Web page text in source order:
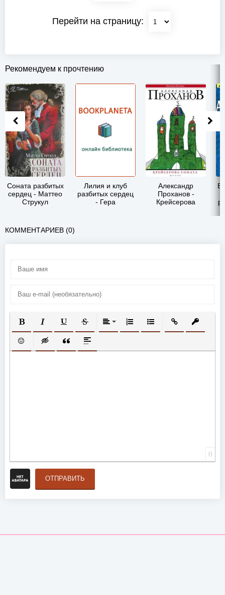
Перейти на страницу:
Рекомендуем к прочтению
Соната разбитых
сердец - Маттео
Струкул
Лилия и клуб
разбитых сердец
- Гера
Александр
Проханов -
Крейсерова
КОММЕНТАРИЕВ (0)
ПОЛУЖИРНЫЙ
КУРСИВПОДЧЕРКНУТЫЙ
ЗАЧЕРКНУТЫЙВЫРАВНИВАНИЕ
НУМЕРОВАННЫЙ СПИСОК
МАРКИРОВАННЫЙ
ВСТАВИТЬ
ВСТАВИТЬ СМАЙЛИК
ВСТАВКА СКРЫТОГО ТЕКСТА
ВСТАВКА ЦИТАТЫ
ВСТАВКА СПОЙЛЕРА
0
ОТПРАВИТЬ